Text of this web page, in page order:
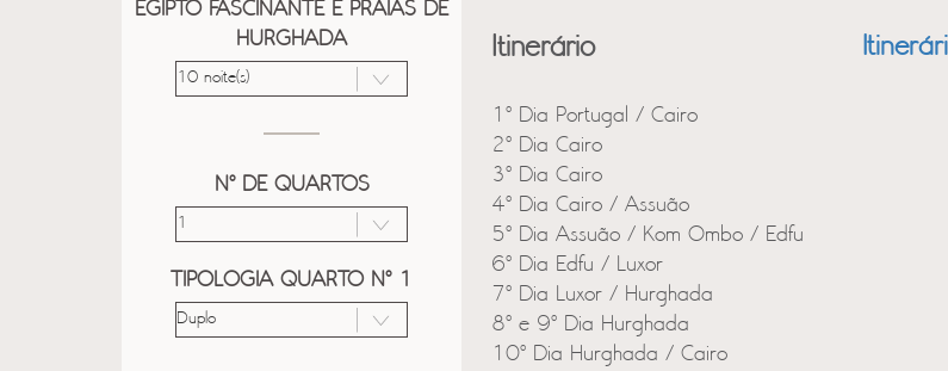
EGIPTO FASCINANTE E PRAIAS DE
HURGHADA
Nº DE QUARTOS
TIPOLOGIA QUARTO Nº 1
Itinerário
1º Dia Portugal / Cairo
2º Dia Cairo
3º Dia Cairo
4º Dia Cairo / Assuão
5º Dia Assuão / Kom Ombo / Edfu
6º Dia Edfu / Luxor
7º Dia Luxor / Hurghada
8º e 9º Dia Hurghada
10º Dia Hurghada / Cairo